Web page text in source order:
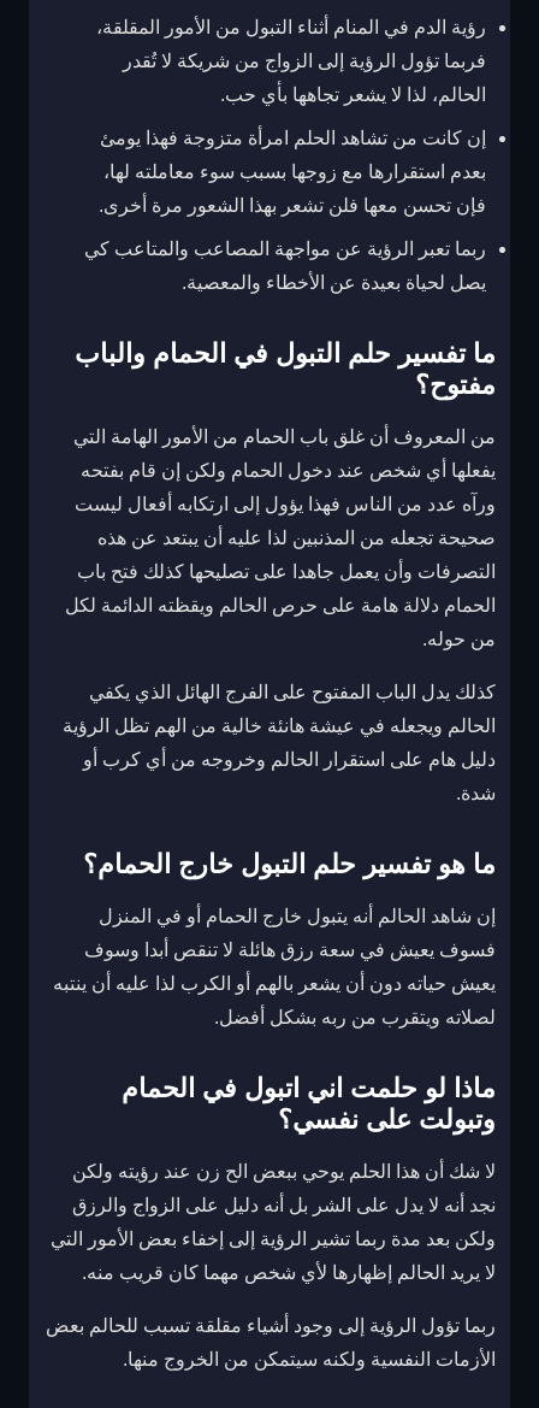
رؤية الدم في المنام أثناء التبول من الأمور المقلقة،
فربما تؤول الرؤية إلى الزواج من شريكة لا تُقدر
الحالم، لذا لا يشعر تجاهها بأي حب.
إن كانت من تشاهد الحلم امرأة متزوجة فهذا يومئ
بعدم استقرارها مع زوجها بسبب سوء معاملته لها،
فإن تحسن معها فلن تشعر بهذا الشعور مرة أخرى.
ربما تعبر الرؤية عن مواجهة المصاعب والمتاعب كي
يصل لحياة بعيدة عن الأخطاء والمعصية.
ما تفسير حلم التبول في الحمام والباب
مفتوح؟
من المعروف أن غلق باب الحمام من الأمور الهامة التي
يفعلها أي شخص عند دخول الحمام ولكن إن قام بفتحه
ورآه عدد من الناس فهذا يؤول إلى ارتكابه أفعال ليست
صحيحة تجعله من المذنبين لذا عليه أن يبتعد عن هذه
التصرفات وأن يعمل جاهدا على تصليحها كذلك فتح باب
الحمام دلالة هامة على حرص الحالم ويقظته الدائمة لكل
من حوله.
كذلك يدل الباب المفتوح على الفرج الهائل الذي يكفي
الحالم ويجعله في عيشة هانئة خالية من الهم تظل الرؤية
دليل هام على استقرار الحالم وخروجه من أي كرب أو
شدة.
ما هو تفسير حلم التبول خارج الحمام؟
إن شاهد الحالم أنه يتبول خارج الحمام أو في المنزل
فسوف يعيش في سعة رزق هائلة لا تنقص أبدا وسوف
يعيش حياته دون أن يشعر بالهم أو الكرب لذا عليه أن ينتبه
لصلاته ويتقرب من ربه بشكل أفضل.
ماذا لو حلمت اني اتبول في الحمام
وتبولت على نفسي؟
لا شك أن هذا الحلم يوحي ببعض الح زن عند رؤيته ولكن
نجد أنه لا يدل على الشر بل أنه دليل على الزواج والرزق
ولكن بعد مدة ربما تشير الرؤية إلى إخفاء بعض الأمور التي
لا يريد الحالم إظهارها لأي شخص مهما كان قريب منه.
ربما تؤول الرؤية إلى وجود أشياء مقلقة تسبب للحالم بعض
الأزمات النفسية ولكنه سيتمكن من الخروج منها.